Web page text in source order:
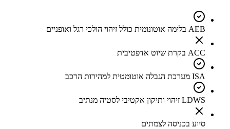
AEB בלימה אוטונומית כולל זיהוי הולכי רגל ואופניים
ACC בקרת שיוט אדפטיבית
ISA מערכת הגבלה אוטומטית למהירות הרכב
LDWS זיהוי ותיקון אקטיבי לסטיה מנתיב
סיוע בכניסה לצמתים